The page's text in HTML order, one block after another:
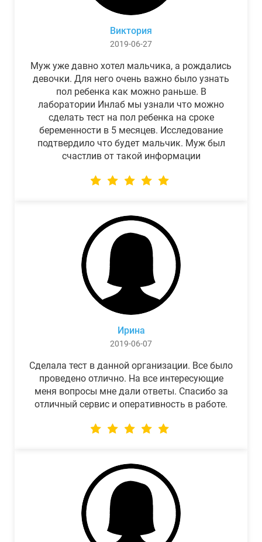
Виктория
2019-06-27
Муж уже давно хотел мальчика, а рождались
девочки. Для него очень важно было узнать
пол ребенка как можно раньше. В
лаборатории Инлаб мы узнали что можно
сделать тест на пол ребенка на сроке
беременности в 5 месяцев. Исследование
подтвердило что будет мальчик. Муж был
счастлив от такой информации
Ирина
2019-06-07
Сделала тест в данной организации. Все было
проведено отлично. На все интересующие
меня вопросы мне дали ответы. Спасибо за
отличный сервис и оперативность в работе.